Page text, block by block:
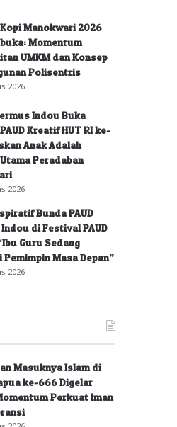
Manokwari 2026
Momentum
UMKM dan Konsep
Polisentris
2026
Indou Buka
Kreatif HUT RI ke-
Anak Adalah
Peradaban
2026
Bunda PAUD
di Festival PAUD
Guru Sedang
Pemimpin Masa Depan”
2026
Masuknya Islam di
ke-666 Digelar
Perkuat Iman